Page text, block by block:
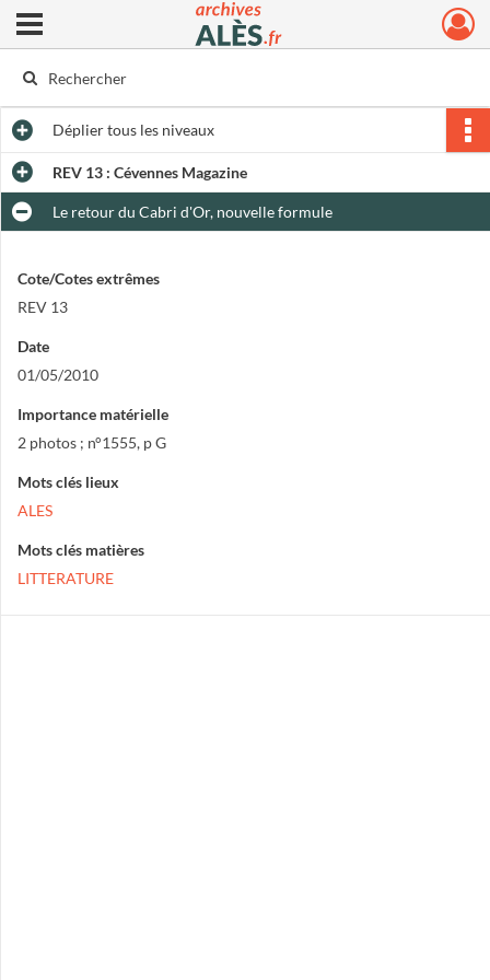
Archives municipales d'Alès
Ouvrir le menu déroulant
Dépliertous les niveaux
REV 13 : Cévennes Magazine
Le retour du Cabri d'Or, nouvelle formule
Cote/Cotes extrêmes
REV 13
Date
01/05/2010
Importance matérielle
2 photos ; n°1555, p G
Mots clés lieux
ALES
Mots clés matières
LITTERATURE